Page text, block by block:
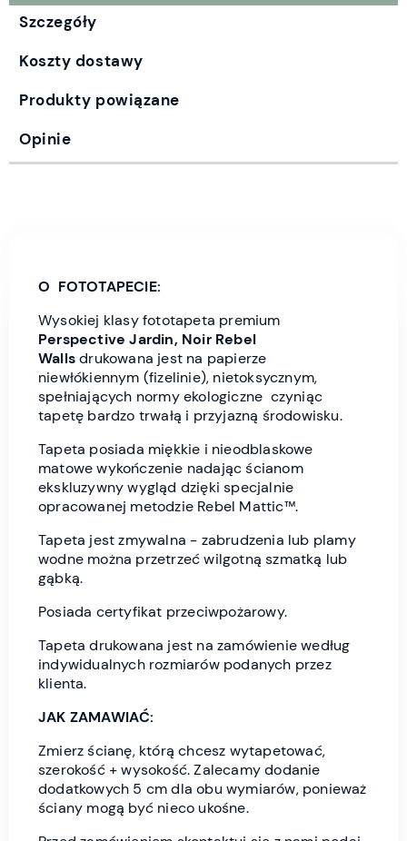
Szczegóły
Koszty dostawy
Produkty powiązane
Opinie
O FOTOTAPECIE:
Wysokiej klasy fototapeta premium
Perspective Jardin, Noir Rebel
Wallsdrukowana jest na papierze
niewłókiennym (fizelinie), nietoksycznym,
spełniających normy ekologiczne czyniąc
tapetę bardzo trwałą i przyjazną środowisku.
Tapeta posiada miękkie i nieodblaskowe
matowe wykończenie nadając ścianom
ekskluzywny wygląd dzięki specjalnie
opracowanej metodzie Rebel Mattic™.
Tapeta jest zmywalna - zabrudzenia lub plamy
wodne można przetrzeć wilgotną szmatką lub
gąbką.
Posiada certyfikat przeciwpożarowy.
Tapeta drukowana jest na zamówienie według
indywidualnych rozmiarów podanych przez
klienta.
JAK ZAMAWIAĆ:
Zmierz ścianę, którą chcesz wytapetować,
szerokość + wysokość. Zalecamy dodanie
dodatkowych 5 cm dla obu wymiarów, ponieważ
ściany mogą być nieco ukośne.